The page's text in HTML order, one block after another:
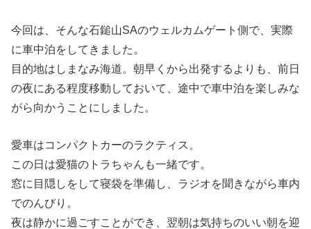
今回は、そんな石鎚山SAのウェルカムゲート側で、実際
に車中泊をしてきました。
目的地はしまなみ海道。朝早くから出発するよりも、前日
の夜にある程度移動しておいて、途中で車中泊を楽しみな
がら向かうことにしました。
愛車はコンパクトカーのラクティス。
この日は愛猫のトラちゃんも一緒です。
窓に目隠しをして寝袋を準備し、ラジオを聞きながら車内
でのんびり。
夜は静かに過ごすことができ、翌朝は気持ちのいい朝を迎